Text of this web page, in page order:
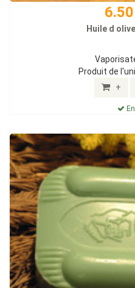
Huile d
Produit de
+